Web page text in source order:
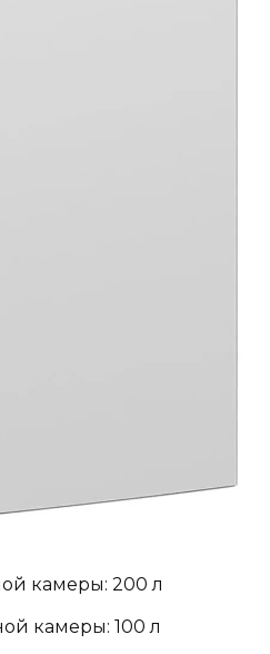
камеры: 200 л
камеры: 100 л